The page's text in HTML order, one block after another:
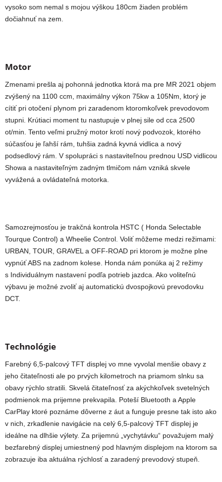
vysoko som nemal s mojou výškou 180cm žiaden problém
dočiahnuť na zem.
Motor
Zmenami prešla aj pohonná jednotka ktorá ma pre MR 2021 objem
zvýšený na 1100 ccm, maximálny výkon 75kw a 105Nm, ktorý je
cítiť pri otočení plynom pri zaradenom ktoromkoľvek prevodovom
stupni. Krútiaci moment tu nastupuje v plnej sile od cca 2500
ot/min. Tento veľmi pružný motor krotí nový podvozok, ktorého
súčasťou je ľahší rám, tuhšia zadná kyvná vidlica a nový
podsedlový rám. V spolupráci s nastaviteľnou prednou USD vidlicou
Showa a nastaviteľným zadným tlmičom nám vzniká skvele
vyvážená a ovládateľná motorka.
Samozrejmosťou je trakčná kontrola HSTC ( Honda Selectable
Tourque Control) a Wheelie Control. Voliť môžeme medzi režimami:
URBAN, TOUR, GRAVEL a OFF-ROAD pri ktorom je možne plne
vypnúť ABS na zadnom kolese. Honda nám ponúka aj 2 režimy
s Individuálnym nastavení podľa potrieb jazdca. Ako voliteľnú
výbavu je možné zvoliť aj automatickú dvospojkovú prevodovku
DCT.
Technológie
Farebný 6,5-palcový TFT displej vo mne vyvolal menšie obavy z
jeho čitateľnosti ale po prvých kilometroch na priamom slnku sa
obavy rýchlo stratili. Skvelá čitateľnosť za akýchkoľvek svetelných
podmienok ma prijemne prekvapila. Poteší Bluetooth a Apple
CarPlay ktoré poznáme dôverne z áut a funguje presne tak isto ako
v nich, zrkadlenie navigácie na celý 6,5-palcový TFT displej je
ideálne na dlhšie výlety. Za prijemnú „vychytávku“ považujem malý
bezfarebný displej umiestnený pod hlavným displejom na ktorom sa
zobrazuje iba aktuálna rýchlosť a zaradený prevodový stupeň.